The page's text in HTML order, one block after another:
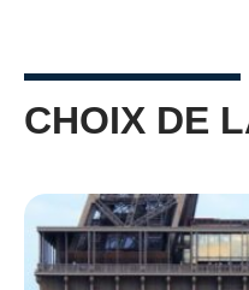
CHOIX DE